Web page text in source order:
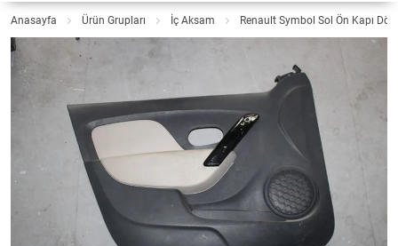
Anasayfa Ürün Grupları İç Aksam Renault Symbol Sol Ön Kapı